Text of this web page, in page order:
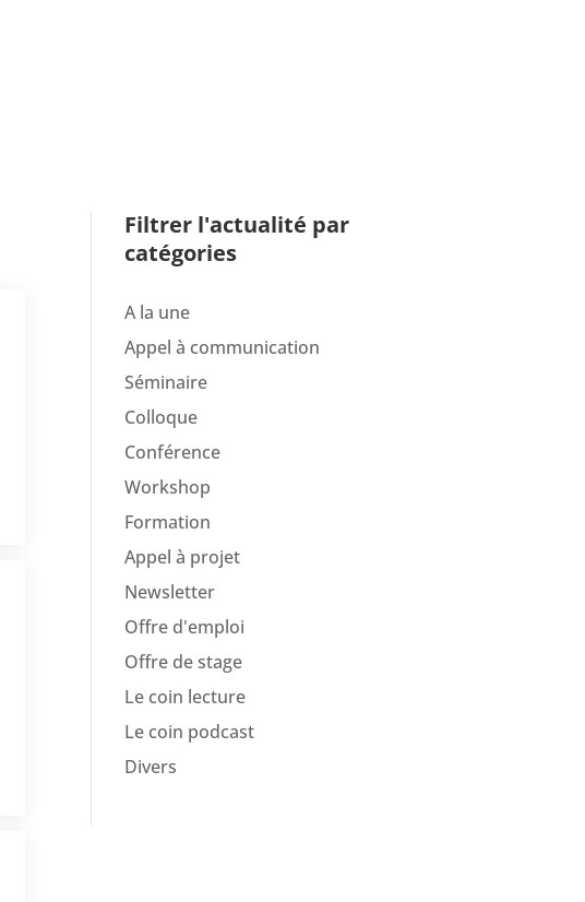
Filtrer l'actualité par
catégories
A la une
Appel à communication
Séminaire
Colloque
Conférence
Workshop
Formation
Appel à projet
Newsletter
Offre d'emploi
Offre de stage
Le coin lecture
Le coin podcast
Divers